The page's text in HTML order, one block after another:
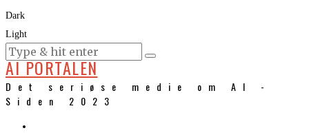
Dark
Light
KURSER
AI PORTALEN
Det seriøse medie om AI -
Siden 2023